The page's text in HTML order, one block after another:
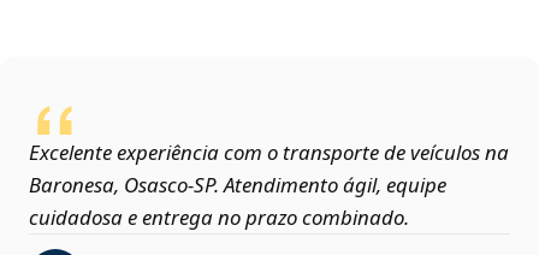
Excelente experiência com o transporte de veículos na
Baronesa, Osasco‑SP. Atendimento ágil, equipe
cuidadosa e entrega no prazo combinado.